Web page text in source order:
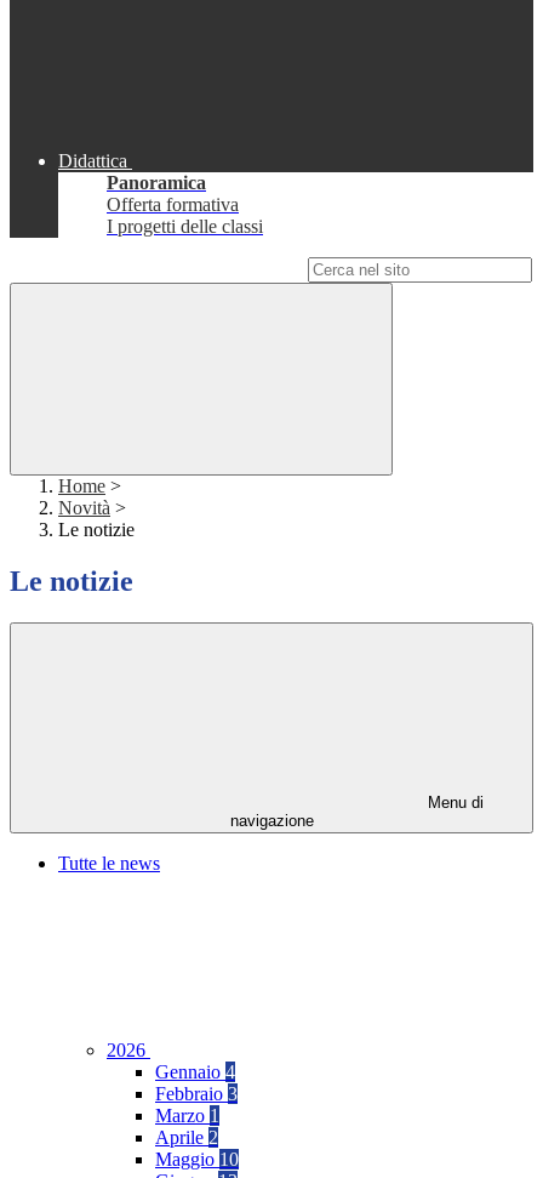
Didattica
Panoramica
Offerta formativa
I progetti delle classi
Home >
Novità >
Le notizie
Le notizie
Menu di
navigazione
Tutte le news
2026
Gennaio 4
Febbraio 3
Marzo 1
Aprile 2
Maggio 10